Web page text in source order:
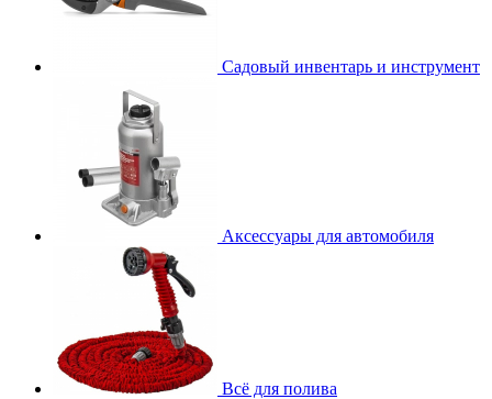
Садовый инвентарь и инструмент
Аксессуары для автомобиля
Всё для полива